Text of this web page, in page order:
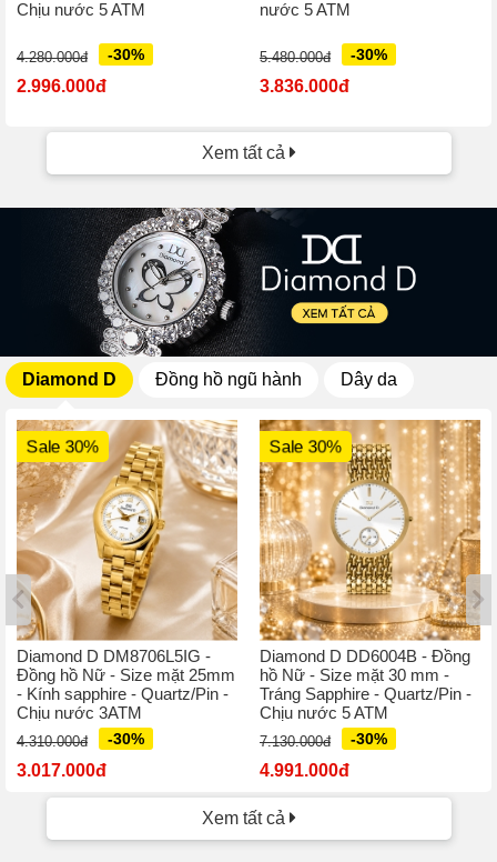
Chịu nước 5 ATM
4.280.000đ -30%
2.996.000đ
nước 5 ATM
5.480.000đ -30%
3.836.000đ
Xem tất cả
Diamond D Đồng hồ ngũ hành Dây da
Sale 30%
Diamond D DM8706L5IG -
Đồng hồ Nữ - Size mặt 25mm
- Kính sapphire - Quartz/Pin -
Chịu nước 3ATM
4.310.000đ -30%
3.017.000đ
Sale 30%
Diamond D DD6004B - Đồng
hồ Nữ - Size mặt 30 mm -
Tráng Sapphire - Quartz/Pin -
Chịu nước 5 ATM
7.130.000đ -30%
4.991.000đ
Xem tất cả